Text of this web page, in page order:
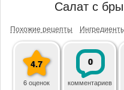
Салат с
Похожие рецепты
4.7
6 оценок
0
комментариев